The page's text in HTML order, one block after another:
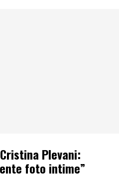
Plevani:
foto intime”